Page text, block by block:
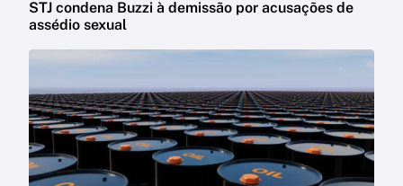
STJ condena Buzzi à demissão por acusações de
assédio sexual